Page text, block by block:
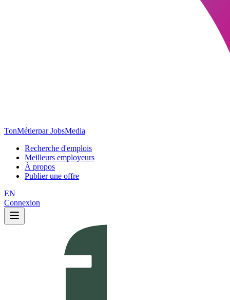
TonMétierpar JobsMedia
Recherche d'emplois
Meilleurs employeurs
À propos
Publier une offre
EN
Connexion